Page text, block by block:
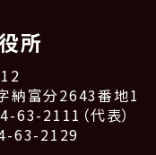
所
納富分2643番地1
63-2111（代表）
63-2129